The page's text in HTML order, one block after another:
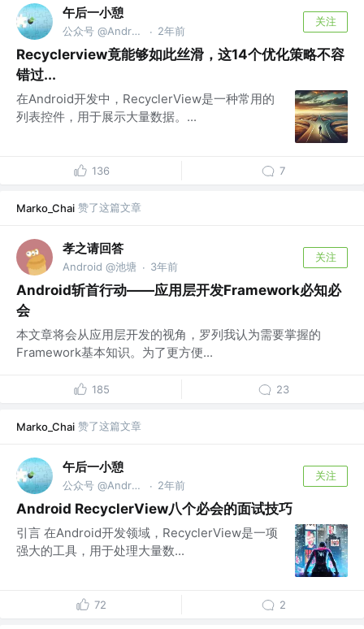
午后一小憩
公众号 @Android补给站 · 2年前
关注
Recyclerview竟能够如此丝滑，这14个优化策略不容
错过...
在Android开发中，RecyclerView是一种常用的
列表控件，用于展示大量数据。...
136 7
Marko_Chai 赞了这篇文章
孝之请回答
Android @池塘 · 3年前
关注
Android斩首行动——应用层开发Framework必知必
会
本文章将会从应用层开发的视角，罗列我认为需要掌握的
Framework基本知识。为了更方便...
185 23
Marko_Chai 赞了这篇文章
午后一小憩
公众号 @Android补给站 · 2年前
关注
Android RecyclerView八个必会的面试技巧
引言 在Android开发领域，RecyclerView是一项
强大的工具，用于处理大量数...
72 2